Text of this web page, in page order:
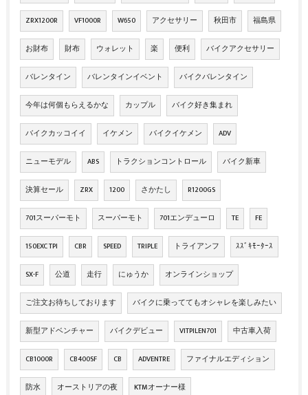
ZRX1200R VF1000R W650 アクセサリー 秋田市 福島県
お財布 財布 ウォレット 楽 便利 バイクアクセサリー
バレンタイン バレンタインイベント バイクバレンタイン
今年は何個もらえるかな カップル バイク好き集まれ
バイクカッコイイ イケメン バイクイケメン ADV
ニューモデル ABS トラクションコントロール バイク新車
決算セール ZRX 1200 さかたし R1200GS
701スーパーモト スーパーモト 701エンデューロ TE FE
150EXC TPI CBR SPEED TRIPLE トライアンフ ｽｽﾞｷﾓｰﾀｰｽ
SX-F 公道 走行 にゅうか オンラインショップ
ご注文お待ちしております バイクに乗っててもオシャレを楽しみたい
新型アドベンチャー バイクデビュー VITPILEN701 中古車入荷
CB1000R CB400SF CB ADVENTRE ファイナルエディション
防水 オーストリアの夜 KTMオーナー様